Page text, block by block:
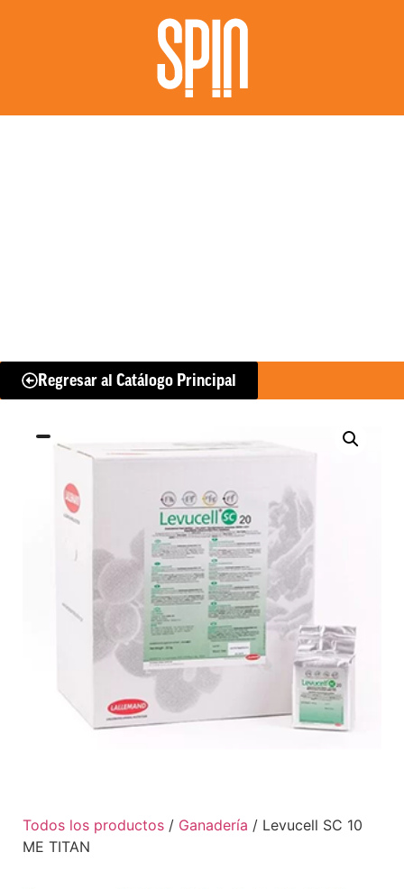
Regresar al Catálogo Principal
Todos los productos / Ganadería / Levucell SC 10
ME TITAN